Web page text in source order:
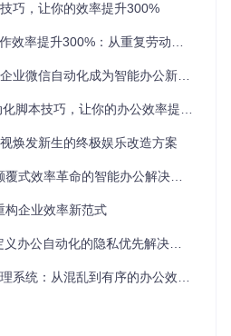
调度系统，用户可预设多个打卡时
唤醒钉钉并完成打卡操作。主界面
巧，让你的效率提升300%
300%：从重复劳动到智能工作流的转型指南
微信自动化成为智能办公新引擎
本技巧，让你的办公效率提升300%
焕发新生的终极娱乐改造方案
式效率革命的智能办公解决方案
构企业效率新范式
办公自动化的隐私优先解决方案
统：从混乱到有序的办公效率革命